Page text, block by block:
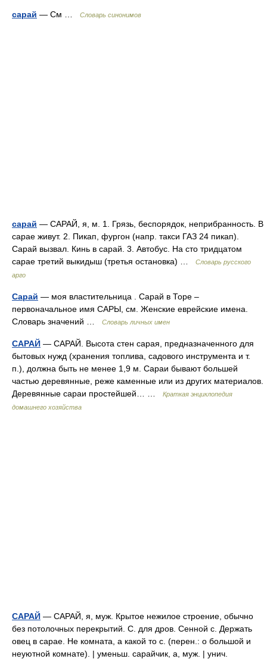
сарай — См … Словарь синонимов
сарай — САРАЙ, я, м. 1. Грязь, беспорядок, неприбранность. В
сарае живут. 2. Пикап, фургон (напр. такси ГАЗ 24 пикап).
Сарай вызвал. Кинь в сарай. 3. Автобус. На сто тридцатом
сарае третий выкидыш (третья остановка) …
Словарь русского
арго
Сарай — моя властительница . Сарай в Торе –
первоначальное имя САРЫ, см. Женские еврейские имена.
Словарь значений …
Словарь личных имен
САРАЙ — САРАЙ. Высота стен сарая, предназначенного для
бытовых нужд (хранения топлива, садового инструмента и т.
п.), должна быть не менее 1,9 м. Сараи бывают большей
частью деревянные, реже каменные или из других материалов.
Деревянные сараи простейшей… …
Краткая энциклопедия
домашнего хозяйства
САРАЙ — САРАЙ, я, муж. Крытое нежилое строение, обычно
без потолочных перекрытий. С. для дров. Сенной с. Держать
овец в сарае. Не комната, а какой то с. (перен.: о большой и
неуютной комнате). | уменьш. сарайчик, а, муж. | унич.